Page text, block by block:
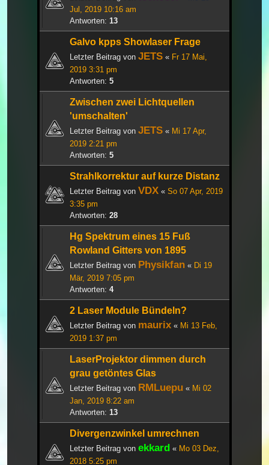
Jul, 2019 10:16 am
Antworten: 13
Galvo kpps Showlaser Frage
Letzter Beitrag von JETS « Fr 17 Mai,
2019 3:31 pm
Antworten: 5
Zwischen zwei Lichtquellen
'umschalten'
Letzter Beitrag von JETS « Mi 17 Apr,
2019 2:21 pm
Antworten: 5
Strahlkorrektur auf kurze Distanz
Letzter Beitrag von VDX « So 07 Apr, 2019
3:35 pm
Antworten: 28
Hg Spektrum eines 15 Fuß
Rowland Gitters von 1895
Letzter Beitrag von Physikfan « Di 19
Mär, 2019 7:05 pm
Antworten: 4
2 Laser Module Bündeln?
Letzter Beitrag von maurix « Mi 13 Feb,
2019 1:37 pm
LaserProjektor dimmen durch
grau getöntes Glas
Letzter Beitrag von RMLuepu « Mi 02
Jan, 2019 8:22 am
Antworten: 13
Divergenzwinkel umrechnen
Letzter Beitrag von ekkard « Mo 03 Dez,
2018 5:25 pm